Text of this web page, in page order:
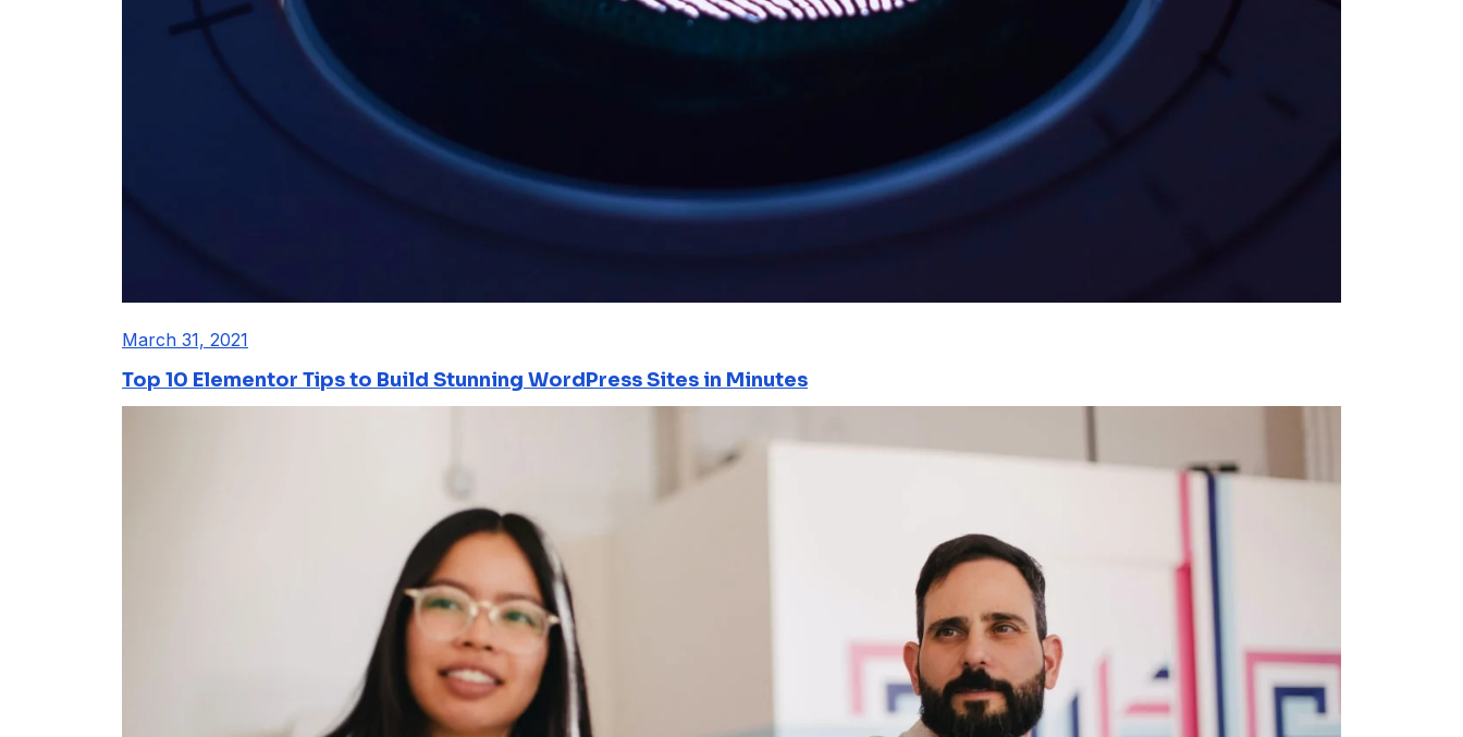
March 31, 2021
Top 10 Elementor Tips to Build Stunning WordPress Sites in Minutes